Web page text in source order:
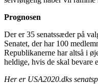
Prognosen
Der er 35 senatssæder på
Senatet, der har 100
Republikanerne har altså i
heldige, hvis de skal bevare
Her er USA2020.dks